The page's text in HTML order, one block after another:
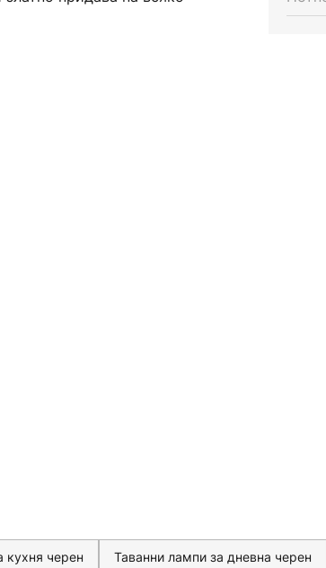
височина, която
височини на
за регулиране на
управление на
лампа 808 идеален
осветление.
кухня черен Таванни лампи за дневна черен